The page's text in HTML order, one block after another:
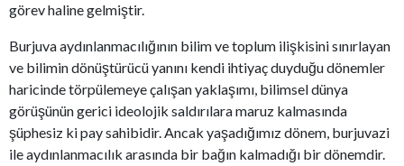
görev haline gelmiştir.
Burjuva aydınlanmacılığının bilim ve toplum ilişkisini sınırlayan
ve bilimin dönüştürücü yanını kendi ihtiyaç duyduğu dönemler
haricinde törpülemeye çalışan yaklaşımı, bilimsel dünya
görüşünün gerici ideolojik saldırılara maruz kalmasında
şüphesiz ki pay sahibidir. Ancak yaşadığımız dönem, burjuvazi
ile aydınlanmacılık arasında bir bağın kalmadığı bir dönemdir.